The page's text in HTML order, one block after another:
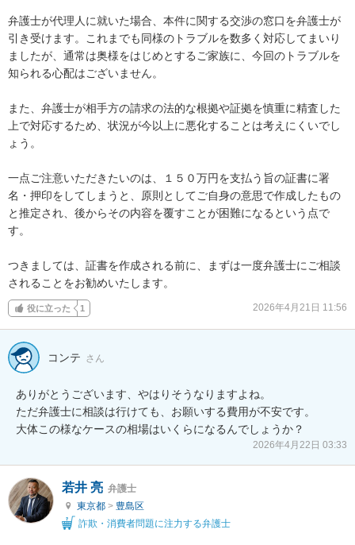
弁護士が代理人に就いた場合、本件に関する交渉の窓口を弁護士が
引き受けます。これまでも同様のトラブルを数多く対応してまいり
ましたが、通常は奥様をはじめとするご家族に、今回のトラブルを
知られる心配はございません。
また、弁護士が相手方の請求の法的な根拠や証拠を慎重に精査した
上で対応するため、状況が今以上に悪化することは考えにくいでし
ょう。
一点ご注意いただきたいのは、１５０万円を支払う旨の証書に署
名・押印をしてしまうと、原則としてご自身の意思で作成したもの
と推定され、後からその内容を覆すことが困難になるという点で
す。
つきましては、証書を作成される前に、まずは一度弁護士にご相談
されることをお勧めいたします。
役に立った 1 2026年4月21日 11:56
コンテ さん
ありがとうございます、やはりそうなりますよね。
ただ弁護士に相談は行けても、お願いする費用が不安です。
大体この様なケースの相場はいくらになるんでしょうか？
2026年4月22日 03:33
若井 亮 弁護士
東京都 > 豊島区
詐欺・消費者問題に注力する弁護士